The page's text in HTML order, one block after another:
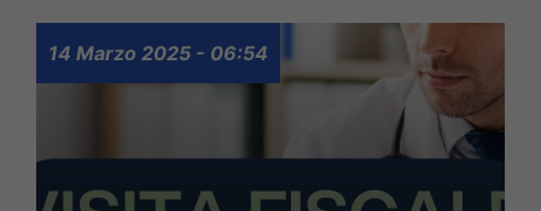
14 Marzo 2025 - 06:54